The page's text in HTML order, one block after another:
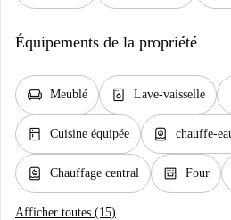
Équipements de la propriété
chair Meublé dishwasher_gen Lave-vaisselle
kitchen Cuisine équipée water_heater chauffe-
water_heater Chauffage central oven_gen Four
Afficher toutes (15)